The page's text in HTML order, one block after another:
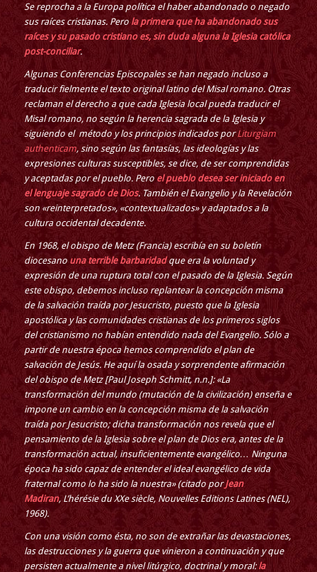
Se reprocha a la Europa política el haber abandonado o negado
sus raíces cristianas. Pero la primera que ha abandonado sus
raíces y su pasado cristiano es, sin duda alguna la Iglesia católica
post-conciliar.
Algunas Conferencias Episcopales se han negado incluso a
traducir fielmente el texto original latino del Misal romano. Otras
reclaman el derecho a que cada Iglesia local pueda traducir el
Misal romano, no según la herencia sagrada de la Iglesia y
siguiendo el método y los principios indicados porLiturgiam
authenticam, sino según las fantasías, las ideologías y las
expresiones culturas susceptibles, se dice, de ser comprendidas
y aceptadas por el pueblo. Pero el pueblo desea ser iniciado en
el lenguaje sagrado de Dios. También el Evangelio y la Revelación
son «reinterpretados», «contextualizados» y adaptados a la
cultura occidental decadente.
En 1968, el obispo de Metz (Francia) escribía en su boletín
diocesano una terrible barbaridadque era la voluntad y
expresión de una ruptura total con el pasado de la Iglesia. Según
este obispo, debemos incluso replantear la concepción misma
de la salvación traída por Jesucristo, puesto que la Iglesia
apostólica y las comunidades cristianas de los primeros siglos
del cristianismo no habían entendido nada del Evangelio. Sólo a
partir de nuestra época hemos comprendido el plan de
salvación de Jesús. He aquí la osada y sorprendente afirmación
del obispo de Metz [Paul Joseph Schmitt, n.n.]: «La
transformación del mundo (mutación de la civilización) enseña e
impone un cambio en la concepción misma de la salvación
traída por Jesucristo; dicha transformación nos revela que el
pensamiento de la Iglesia sobre el plan de Dios era, antes de la
transformación actual, insuficientemente evangélico… Ninguna
época ha sido capaz de entender el ideal evangélico de vida
fraternal como lo ha sido la nuestra» (citado porJean
Madiran, L’hérésie du XXe siècle, Nouvelles Editions Latines (NEL),
1968).
Con una visión como ésta, no son de extrañar las devastaciones,
las destrucciones y la guerra que vinieron a continuación y que
persisten actualmente a nivel litúrgico, doctrinal y moral:la